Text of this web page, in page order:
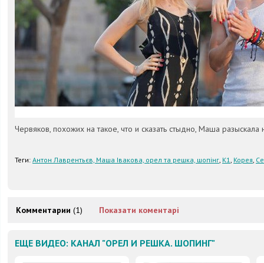
Червяков, похожих на такое, что и сказать стыдно, Маша
Теги: Антон Лаврентьєв, Маша Івакова, орел та решка, шопінг, К1, Корея,
Комментарии (1) Показати коментарі
ЕЩЕ ВИДЕО: КАНАЛ "ОРЕЛ И РЕШКА. ШОПИНГ"